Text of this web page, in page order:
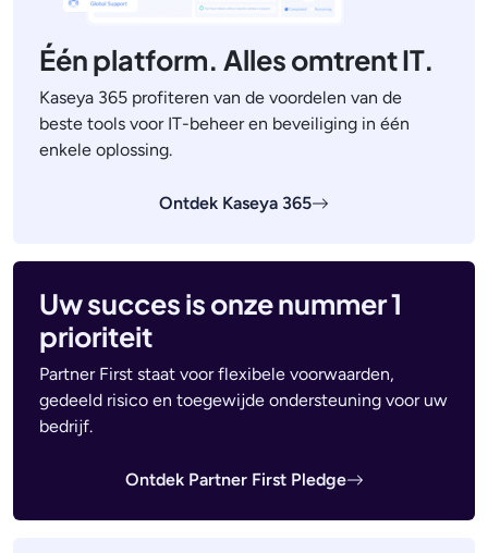
Één platform. Alles omtrent IT.
Kaseya 365 profiteren van de voordelen van de
beste tools voor IT-beheer en beveiliging in één
enkele oplossing.
Ontdek Kaseya 365
Uw succes is onze nummer 1
prioriteit
Partner First staat voor flexibele voorwaarden,
gedeeld risico en toegewijde ondersteuning voor uw
bedrijf.
Ontdek Partner First Pledge